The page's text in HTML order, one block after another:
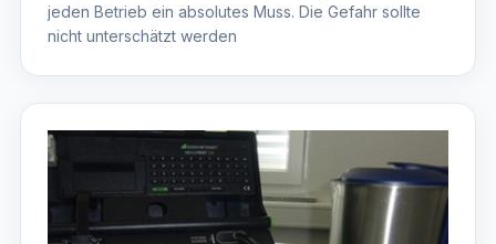
jeden Betrieb ein absolutes Muss. Die Gefahr sollte
nicht unterschätzt werden